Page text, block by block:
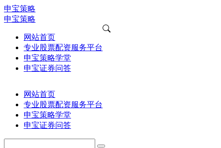
申宝策略
申宝策略
网站首页
专业股票配资服务平台
申宝策略学堂
申宝证券问答
网站首页
专业股票配资服务平台
申宝策略学堂
申宝证券问答